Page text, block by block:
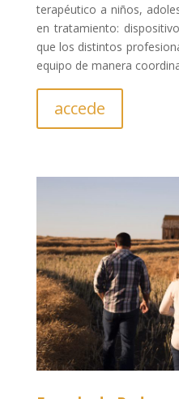
terapéutico a niños,
en tratamiento:
que los distintos
equipo de manera
accede